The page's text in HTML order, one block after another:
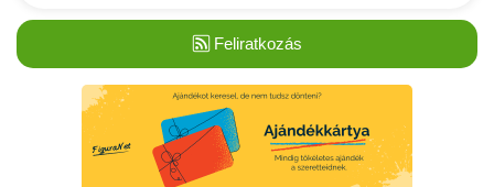
Feliratkozás